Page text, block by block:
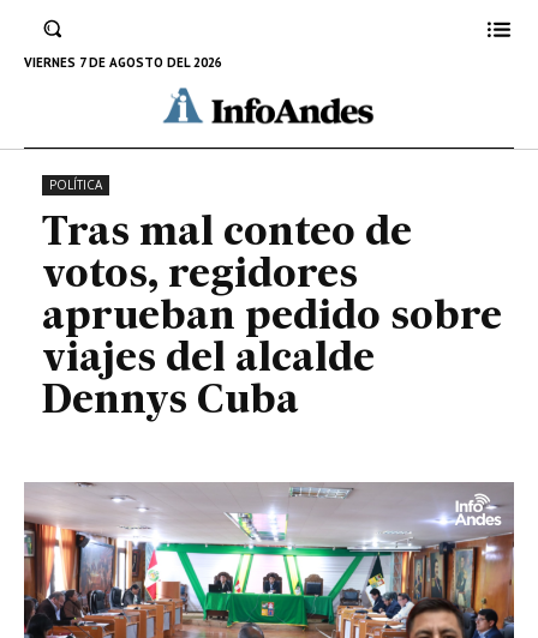
VIERNES 7 DE AGOSTO DEL 2026
regidores aprueban pedido sobre
viajes del alcalde Dennys Cuba
17 DE FEBRERO DE 2023
POLÍTICA
Tras mal conteo de
votos, regidores
aprueban pedido sobre
viajes del alcalde
Dennys Cuba